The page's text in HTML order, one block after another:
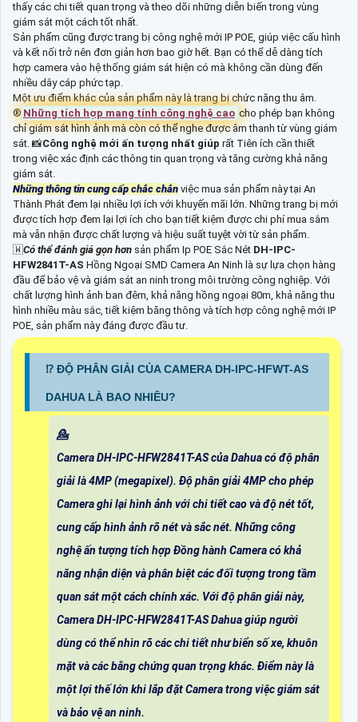
thấy các chi tiết quan trọng và theo dõi những diễn biến trong vùng
giám sát một cách tốt nhất.
Sản phẩm cũng được trang bị công nghệ mới IP POE, giúp việc cấu hình
và kết nối trở nên đơn giản hơn bao giờ hết. Bạn có thể dễ dàng tích
hợp camera vào hệ thống giám sát hiện có mà không cần dùng đến
nhiều dây cáp phức tạp.
Một ưu điểm khác của sản phẩm này là trang bị chức năng thu âm.
®️ Những tích hợp mang tính công nghệ cao cho phép bạn không
chỉ giám sát hình ảnh mà còn có thể nghe được âm thanh từ vùng giám
sát. 📸Công nghệ mới ấn tượng nhất giúp rất Tiên ích cần thiết
trong việc xác định các thông tin quan trọng và tăng cường khả năng
giám sát.
Những thông tin cung cấp chắc chắn việc mua sản phẩm này tại An
Thành Phát đem lại nhiều lợi ích với khuyến mãi lớn. Những trang bị mới
được tích hợp đem lại lợi ích cho bạn tiết kiệm được chi phí mua sắm
mà vẫn nhận được chất lượng và hiệu suất tuyệt vời từ sản phẩm.
🇼Có thể đánh giá gọn hơn sản phẩm Ip POE Sắc Nét DH-IPC-
HFW2841T-AS Hồng Ngoại SMD Camera An Ninh là sự lựa chọn hàng
đầu để bảo vệ và giám sát an ninh trong môi trường công nghiệp. Với
chất lượng hình ảnh ban đêm, khả năng hồng ngoại 80m, khả năng thu
hình nhiều màu sắc, tiết kiệm băng thông và tích hợp công nghệ mới IP
POE, sản phẩm này đáng được đầu tư.
⁉️ ĐỘ PHÂN GIẢI CỦA CAMERA DH-IPC-HFWT-AS
DAHUA LÀ BAO NHIÊU?
💁
Camera DH-IPC-HFW2841T-AS của Dahua có độ phân
giải là 4MP (megapixel). Độ phân giải 4MP cho phép
Camera ghi lại hình ảnh với chi tiết cao và độ nét tốt,
cung cấp hình ảnh rõ nét và sắc nét. Những công
nghệ ấn tượng tích hợp Đồng hành Camera có khả
năng nhận diện và phân biệt các đối tượng trong tầm
quan sát một cách chính xác. Với độ phân giải này,
Camera DH-IPC-HFW2841T-AS Dahua giúp người
dùng có thể nhìn rõ các chi tiết như biển số xe, khuôn
mặt và các bằng chứng quan trọng khác. Điểm này là
một lợi thế lớn khi lắp đặt Camera trong việc giám sát
và bảo vệ an ninh.